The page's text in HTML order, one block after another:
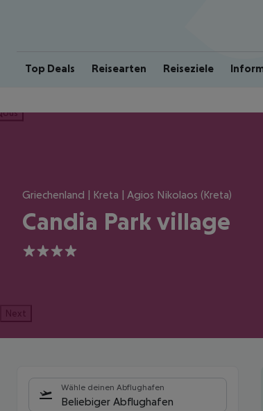
Top Deals Reisearten Reiseziele
Griechenland | Kreta | Agios Nikolaos (Kreta)
Candia Park village
4
Next
Wähle deinen Abflughafen
Beliebiger Abflughafen